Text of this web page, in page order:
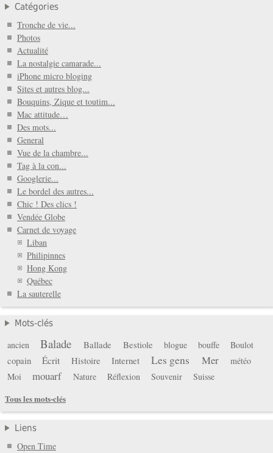
Catégories
Tronche de vie...
Photos
Actualité
La nostalgie camarade...
iPhone micro bloging
Sites et autres blog...
Bouquins, Zique et toutim...
Mac attitude…
Des mots...
General
Vue de la chambre...
Tag à la con...
Googlerie...
Le bordel des autres...
Chic ! Des clics !
Vendée Globe
Carnet de voyage
Liban
Philipinnes
Hong Kong
Québec
La sauterelle
Mots-clés
ancien Balade Ballade Bestiole blogue bouffe Boulot
copain Écrit Histoire Internet Les gens Mer
météo
Moi
mouarf Nature Réflexion Souvenir
Suisse
Tous les mots-clés
Liens
Open Time